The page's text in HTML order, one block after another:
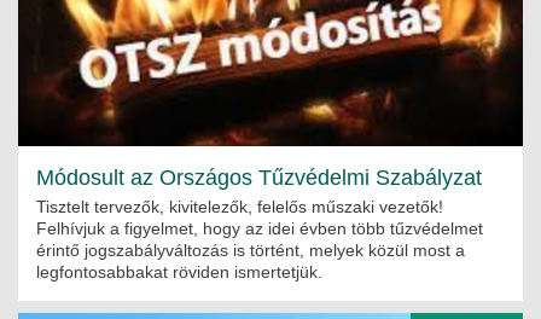
Módosult az Országos Tűzvédelmi Szabályzat
Tisztelt tervezők, kivitelezők, felelős műszaki vezetők!
Felhívjuk a figyelmet, hogy az idei évben több tűzvédelmet
érintő jogszabályváltozás is történt, melyek közül most a
legfontosabbakat röviden ismertetjük.